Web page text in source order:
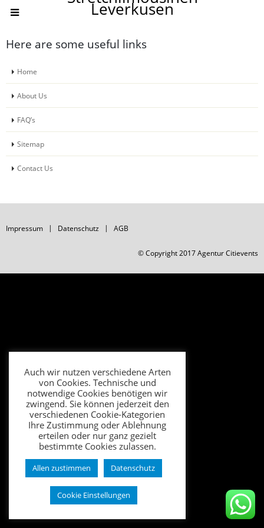
Leverkusen
Here are some useful links
Home
About Us
FAQ’s
Sitemap
Contact Us
Impressum Datenschutz AGB
© Copyright 2017 Agentur Citievents
Auch wir nutzen verschiedene Arten
von Cookies. Technische und
notwendige Cookies benötigen wir
zwingend. Sie können jederzeit den
verschiedenen Cookie-Kategorien
Ihre Zustimmung oder Ablehnung
erteilen oder nur ganz gezielt
bestimmte Cookies zulassen.
Allen zustimmen Datenschutz
Cookie Einstellungen